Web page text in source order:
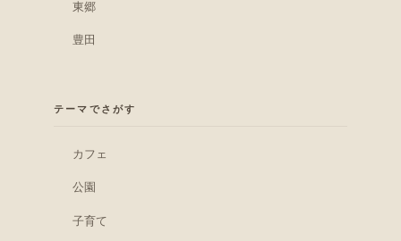
東郷
豊田
テーマでさがす
カフェ
公園
子育て